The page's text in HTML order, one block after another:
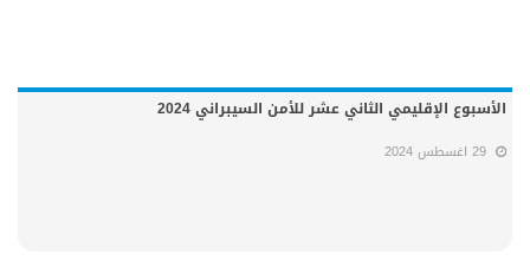
الأسبوع الإقليمي الثاني عشر للأمن السيبراني 2024
29 اغسطس 2024